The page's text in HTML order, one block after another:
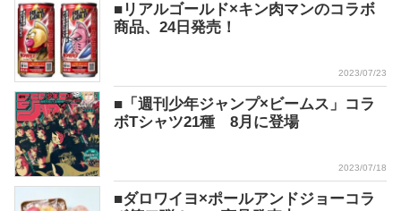
■リアルゴールド×キン肉マンのコラボ
商品、24日発売！
2023/07/23
■「週刊少年ジャンプ×ビームス」コラ
ボTシャツ21種 8月に登場
2023/07/18
■ダロワイヨ×ポールアンドジョーコラ